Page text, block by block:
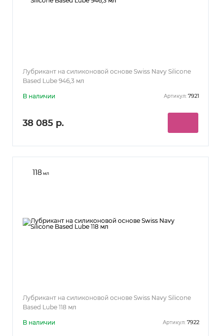
Лубрикант на силиконовой основе Swiss Navy Silicone
Based Lube 946,3 мл
В наличии Артикул: 7921
38 085 р.
118мл
Лубрикант на силиконовой основе Swiss Navy Silicone
Based Lube 118 мл
В наличии Артикул: 7922